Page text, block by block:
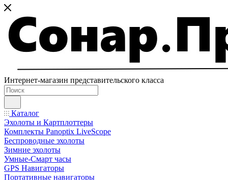
Интернет-магазин представительского класса
Каталог
Эхолоты и Картплоттеры
Комплекты Panoptix LiveScope
Беспроводные эхолоты
Зимние эхолоты
Умные-Смарт часы
GPS Навигаторы
Портативные навигаторы